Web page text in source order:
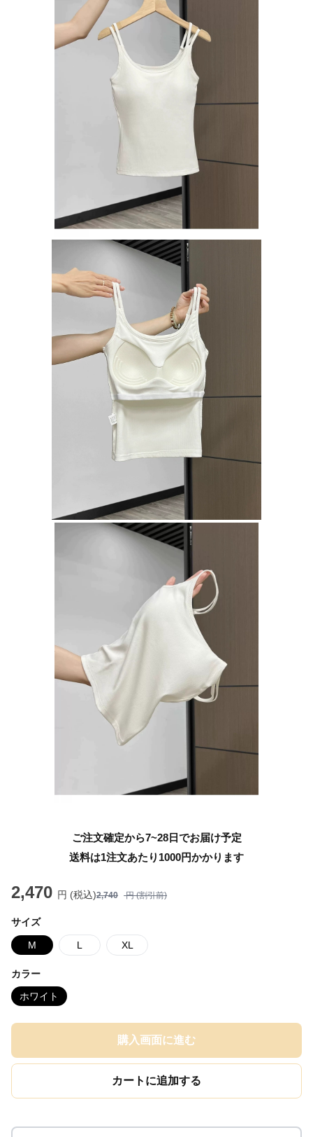
ご注文確定から7~28日でお届け予定
送料は1注文あたり 1000円かかります
2,470 円 (税込)2,740 円 (割引前)
サイズ
M L XL
カラー
ホワイト
購入画面に進む
カートに追加する